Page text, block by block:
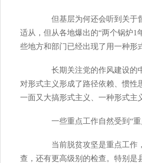
但基层为何还会听到关于督
适从，但从各地爆出的“两个锅炉1
些地方和部门已经出现了用一种形
长期关注党的作风建设的中
对形式主义形成了路径依赖、惯性
一面又大搞形式主义、一种形式主
一些重点工作自然受到“重
当前脱贫攻坚是重点工作，
查，还有更高级别的检查。特别是